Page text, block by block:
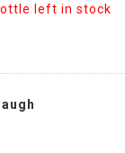
left in stock